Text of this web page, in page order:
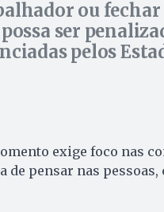
ou fechar
ser
pelos
exige foco nas
de pensar nas